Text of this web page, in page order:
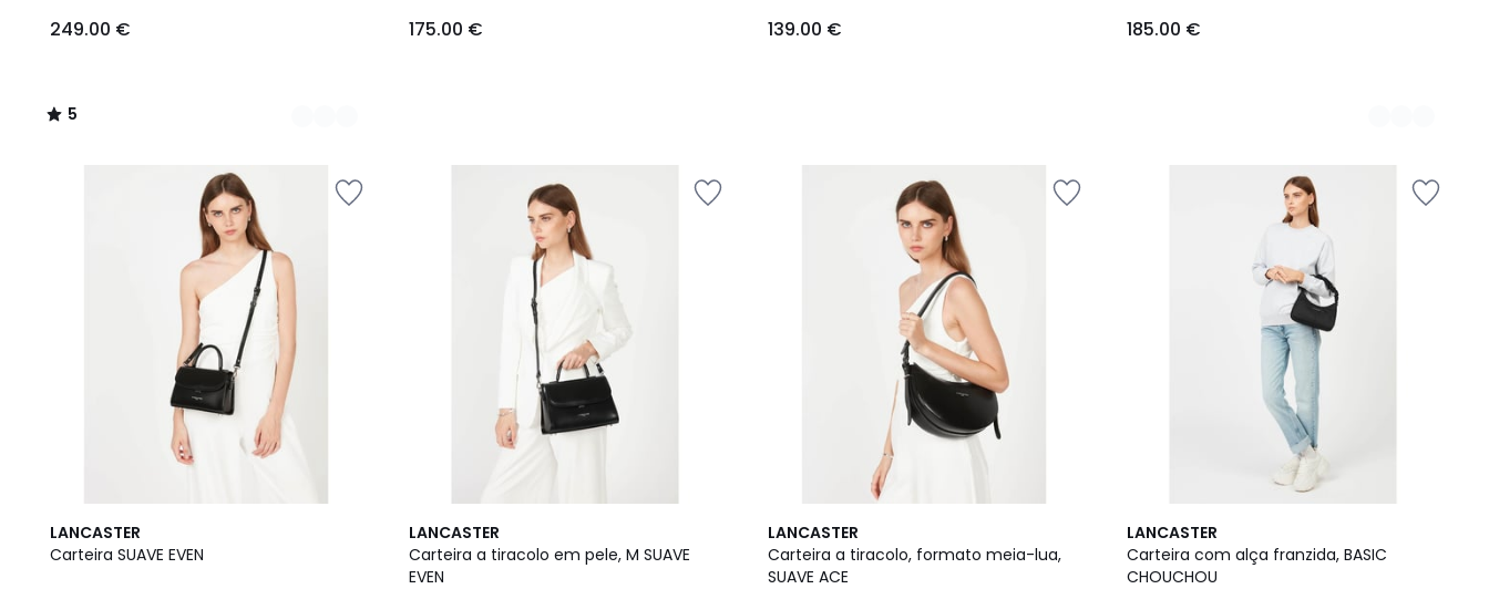
249.00 €
5
/
175.00 € 139.00 € 185.00 €
LANCASTER
Carteira SUAVE EVEN
5
/
LANCASTER
Carteira a tiracolo em pele, M SUAVE
EVEN
4,7
/ 5
2
Cores
LANCASTER
Carteira a tiracolo, formato meia-lua,
SUAVE ACE
5
/
5
3
Cores
LANCASTER
Carteira com alça franzida, BASIC
CHOUCHOU